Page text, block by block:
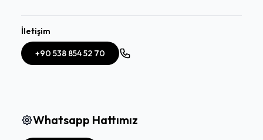
İletişim
+90 538 854 52 70
Whatsapp Hattımız